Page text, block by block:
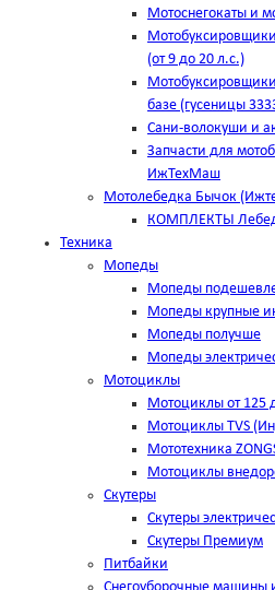
Мотоснегокаты и
(от 9 до 20 л.с.)
базе (гусеницы
Сани-волокуши и
Запчасти для
ИжТехМаш
Мотолебедка Бычок
КОМПЛЕКТЫ
Техника
Мопеды
Мопеды
Мопеды крупные
Мопеды получше
Мопеды
Мотоциклы
Мотоциклы от 125
Мотоциклы TVS
Мототехника
Мотоциклы
Скутеры
Скутеры
Скутеры Премиум
Питбайки